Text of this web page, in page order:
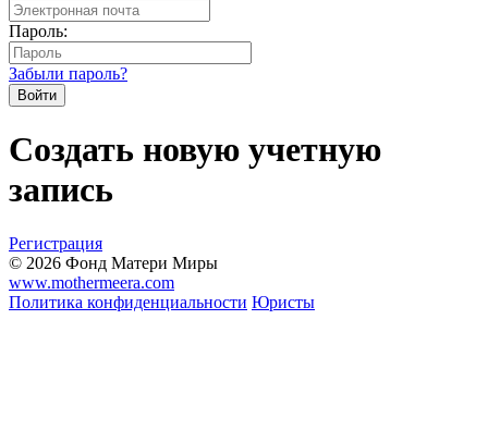
Пароль:
Забыли пароль?
Создать новую учетную
запись
Регистрация
© 2026 Фонд Матери Миры
www.mothermeera.com
Политика конфиденциальности Юристы